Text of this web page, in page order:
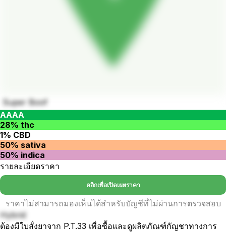
Super Boof
AAAA
28% thc
1% CBD
50% sativa
50% indica
รายละเอียดราคา
คลิกเพื่อเปิดเผยราคา
ราคาไม่สามารถมองเห็นได้สำหรับบัญชีที่ไม่ผ่านการตรวจสอบ
Hybrid
ต้องมีใบสั่งยาจาก P.T.33 เพื่อซื้อและดูผลิตภัณฑ์กัญชาทางการ